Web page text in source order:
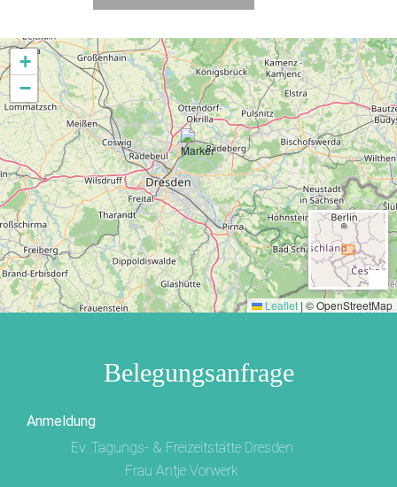
+
−
Leaflet | © OpenStreetMap
Belegungsanfrage
Anmeldung
Ev. Tagungs- & Freizeitstätte Dresden
Frau Antje Vorwerk